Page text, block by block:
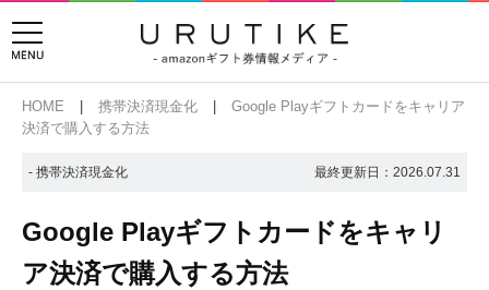
HOME 携帯決済現金化
Google Playギフトカードをキャリア
決済で購入する方法
- 携帯決済現金化 最終更新日： 2026.07.31
Google Playギフトカードをキャリ
ア決済で購入する方法